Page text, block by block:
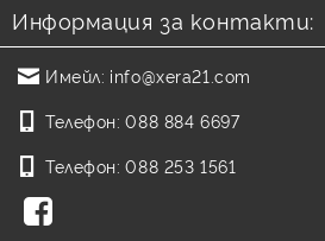
Информация за контакти:
Имейл: info@xera21.com
Телефон: 088 884 6697
Телефон: 088 253 1561